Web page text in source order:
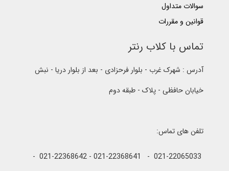
سوالات متداول
قوانین و مقررات
تماس با کلاب رنتر
آدرس : شهرک غرب - بلوار فرحزادی - بعد از بلوار دریا - نبش
خیابان حافظی - پلاک - طبقه دوم
تلفن های تماس:
021-22065033 - 021-22368641 - 021-22368642 -